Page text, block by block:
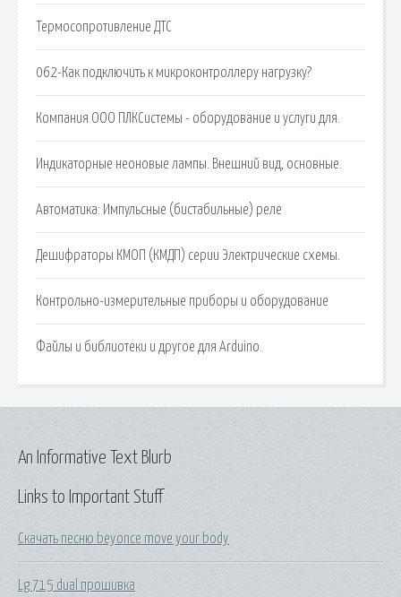
Термосопротивление ДТС
062-Как подключить к микроконтроллеру нагрузку?
Компания ООО ПЛКСистемы - оборудование и услуги для.
Индикаторные неоновые лампы. Внешний вид, основные.
Автоматика: Импульсные (бистабильные) реле
Дешифраторы КМОП (КМДП) серии Электрические схемы.
Контрольно-измерительные приборы и оборудование
Файлы и библиотеки и другое для Arduino.
Links to Important Stuff
Скачать песню beyonce move your body
Lg 715 dual прошивка
An Informative Text Blurb